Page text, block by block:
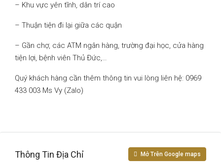
– Khu vực yên tĩnh, dân trí cao
– Thuận tiện đi lại giữa các quận
– Gần chợ, các ATM ngân hàng, trường đại học, cửa hàng
tiện lợi, bệnh viên Thủ Đức,…
Quý khách hàng cần thêm thông tin vui lòng liên hệ: 0969
433 003 Ms Vy (Zalo)
Thông Tin Địa Chỉ Mở Trên Google maps